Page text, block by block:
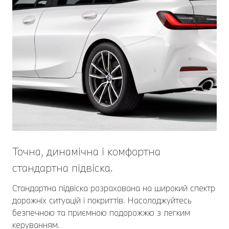
Точна, динамічна і комфортна
стандартна підвіска.
Стандартна підвіска розрахована на широкий cпектр
дорожніх ситуацій і покриттів. Насолоджуйтесь
безпечною та приємною подорожжю з легким
керуванням.